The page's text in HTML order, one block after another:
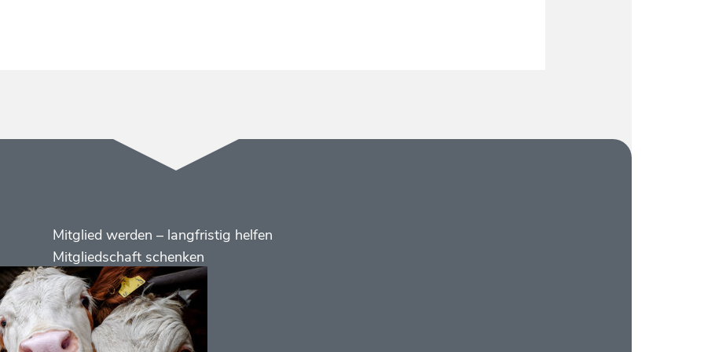
Menüs
Footer
2
Mitglied werden – langfristig helfen
Mitgliedschaft schenken
Kontakt
Social